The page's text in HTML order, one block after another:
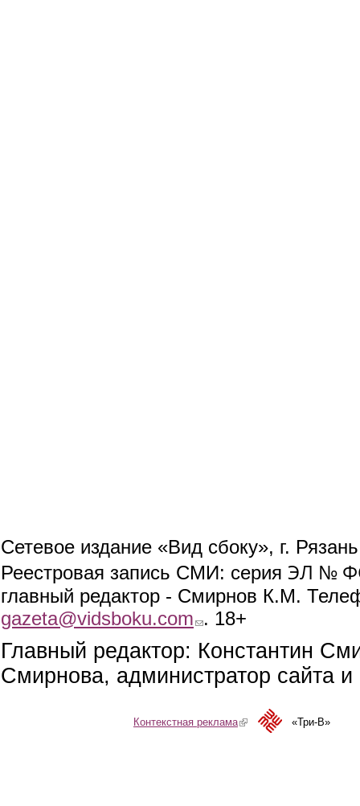
Сетевое издание «Вид сбоку», г.
Реестровая запись СМИ: серия ЭЛ №
главный редактор - Смирнов К.М.
gazeta@vidsboku.com (link sends e-mail)
. 18+
Главный редактор: Константин
Смирнова, администратор сайта
Контекстная реклама(link is external)«Три-В»